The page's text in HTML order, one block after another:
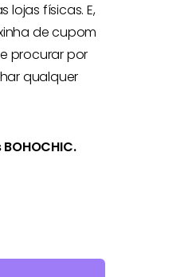
lojas físicas. E,
de cupom
procurar por
qualquer